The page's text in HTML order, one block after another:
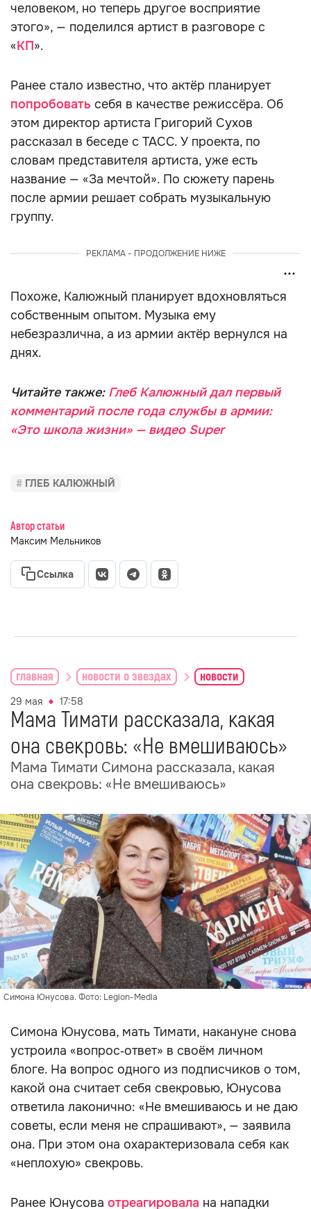
человеком, но теперь другое восприятие
этого», — поделился артист в разговоре с
«КП».
Ранее стало известно, что актёр планирует
попробовать себя в качестве режиссёра. Об
этом директор артиста Григорий Сухов
рассказал в беседе с ТАСС. У проекта, по
словам представителя артиста, уже есть
название — «За мечтой». По сюжету парень
после армии решает собрать музыкальную
группу.
РЕКЛАМА - ПРОДОЛЖЕНИЕ НИЖЕ
Похоже, Калюжный планирует вдохновляться
собственным опытом. Музыка ему
небезразлична, а из армии актёр вернулся на
днях.
Читайте также: Глеб Калюжный дал первый
комментарий после года службы в армии:
«Это школа жизни» — видео Super
ГЛЕБ КАЛЮЖНЫЙ
Автор статьи
Максим Мельников
Ссылка
главная новости о звездах новости
29 мая 17:58
Мама Тимати рассказала, какая
она свекровь: «Не вмешиваюсь»
Мама Тимати Симона рассказала, какая
она свекровь: «Не вмешиваюсь»
Симона Юнусова. Фото: Legion-Media
Симона Юнусова, мать Тимати, накануне снова
устроила «вопрос‑ответ» в своём личном
блоге. На вопрос одного из подписчиков о том,
какой она считает себя свекровью, Юнусова
ответила лаконично: «Не вмешиваюсь и не даю
советы, если меня не спрашивают», — заявила
она. При этом она охарактеризовала себя как
«неплохую» свекровь.
Ранее Юнусова отреагировала на нападки